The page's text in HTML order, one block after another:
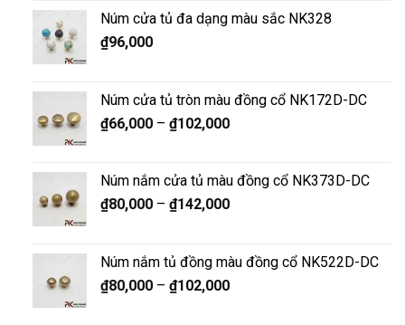
Núm cửa tủ đa dạng màu sắc NK328
₫96,000
Núm cửa tủ tròn màu đồng cổ NK172D-DC
₫66,000– ₫102,000
Núm nắm cửa tủ màu đồng cổ NK373D-DC
₫80,000– ₫142,000
Núm nắm tủ đồng màu đồng cổ NK522D-DC
₫80,000– ₫102,000